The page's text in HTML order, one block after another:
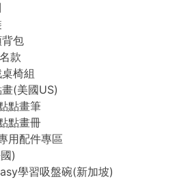
包
款
椅組
(美國US)
點畫筆
點畫冊
用配件專區
)
學習吸盤碗(新加坡)